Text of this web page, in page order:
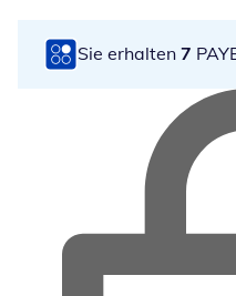
Sie erhalten 7